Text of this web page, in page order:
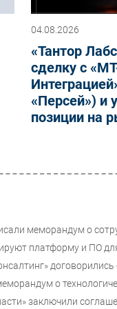
04.08.2026
«Тантор
сделку с
«Персей») и
позиции на
меморандум о
платформу и ПО
о
заключили